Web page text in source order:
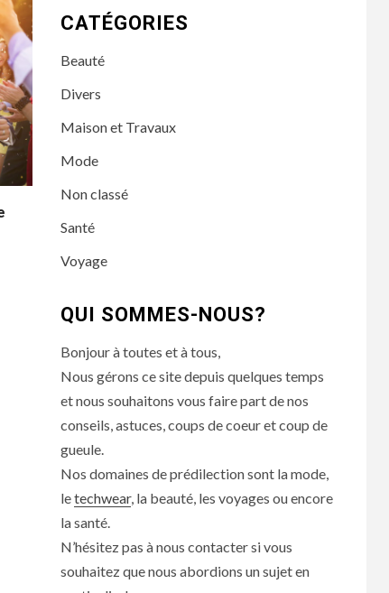
CATÉGORIES
Beauté
Divers
Maison et Travaux
Mode
Non classé
Santé
Voyage
QUI SOMMES-NOUS?
Bonjour à toutes et à tous,
Nous gérons ce site depuis quelques temps
et nous souhaitons vous faire part de nos
conseils, astuces, coups de coeur et coup de
gueule.
Nos domaines de prédilection sont la mode,
letechwear, la beauté, les voyages ou encore
la santé.
N’hésitez pas à nous contacter si vous
souhaitez que nous abordions un sujet en